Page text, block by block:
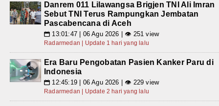
Danrem 011 Lilawangsa Brigjen TNI Ali Imran
Sebut TNI Terus Rampungkan Jembatan
Pascabencana di Aceh
📅 13:01:47 | 06 Agu 2026 | 👁 251 view
Radarmedan | Update 1 hari yang lalu
Era Baru Pengobatan Pasien Kanker Paru di
Indonesia
📅 12:45:19 | 06 Agu 2026 | 👁 229 view
Radarmedan | Update 2 hari yang lalu